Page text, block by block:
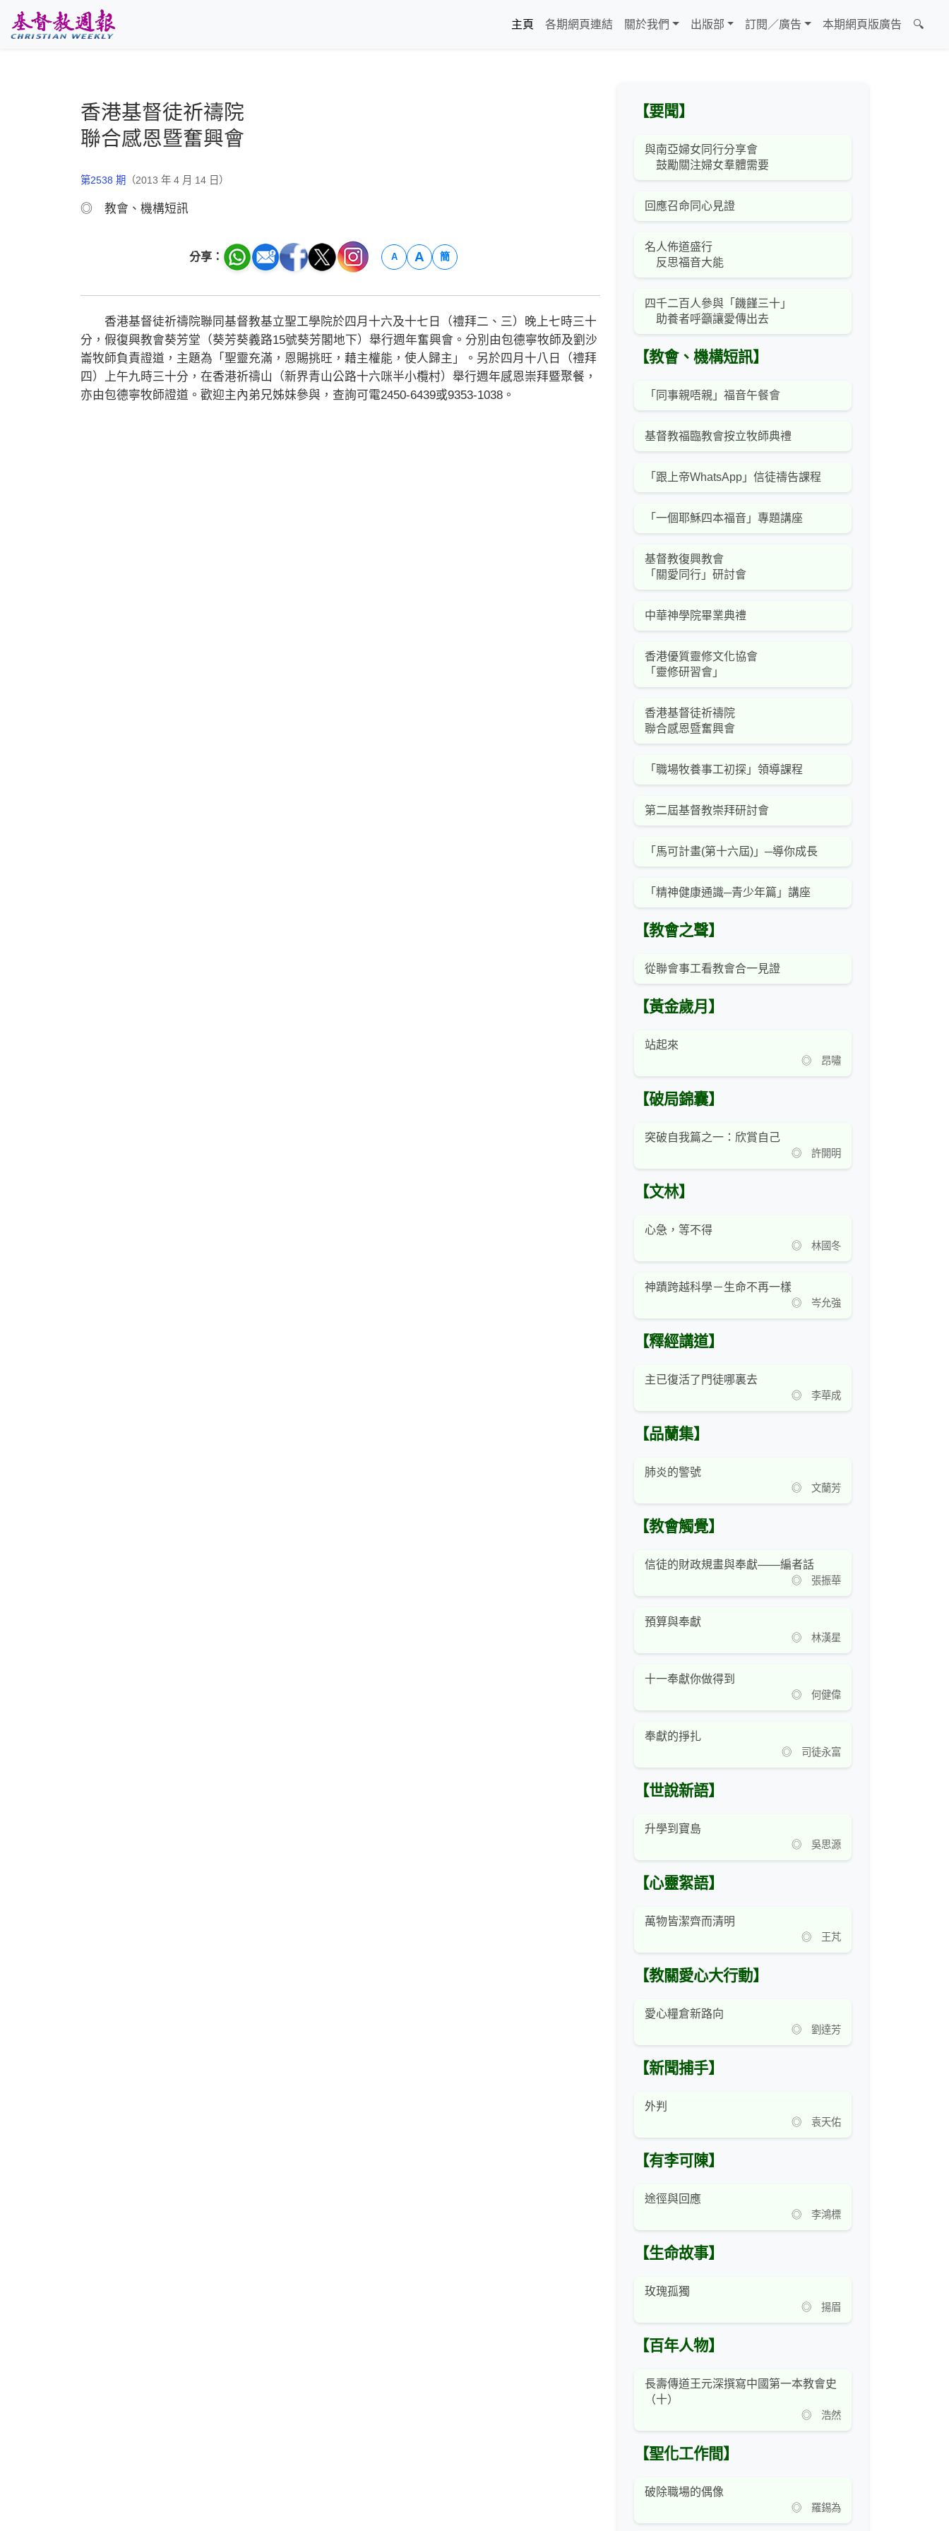
主頁
各期網頁連結 關於我們 出版部 訂閱／廣告 本期網頁版廣告 🔍
香港基督徒祈禱院
聯合感恩暨奮興會
第2538 期 （2013 年 4 月 14 日）
◎ 教會、機構短訊
分享： A A 簡
香港基督徒祈禱院聯同基督教基立聖工學院於四月十六及十七日（禮拜二、三）晚上七時三十
分，假復興教會葵芳堂（葵芳葵義路15號葵芳閣地下）舉行週年奮興會。分別由包德寧牧師及劉沙
崙牧師負責證道，主題為「聖靈充滿，恩賜挑旺，藉主權能，使人歸主」。另於四月十八日（禮拜
四）上午九時三十分，在香港祈禱山（新界青山公路十六咪半小欖村）舉行週年感恩崇拜暨聚餐，
亦由包德寧牧師證道。歡迎主內弟兄姊妹參與，查詢可電2450-6439或9353-1038。
【要聞】
與南亞婦女同行分享會
鼓勵關注婦女羣體需要
回應召命同心見證
名人佈道盛行
反思福音大能
四千二百人參與「饑饉三十」
助養者呼籲讓愛傳出去
【教會、機構短訊】
「同事親唔親」福音午餐會
基督教福臨教會按立牧師典禮
「跟上帝WhatsApp」信徒禱告課程
「一個耶穌四本福音」專題講座
基督教復興教會
「關愛同行」研討會
中華神學院畢業典禮
香港優質靈修文化協會
「靈修研習會」
香港基督徒祈禱院
聯合感恩暨奮興會
「職場牧養事工初探」領導課程
第二屆基督教崇拜研討會
「馬可計畫(第十六屆)」─導你成長
「精神健康通識─青少年篇」講座
【教會之聲】
從聯會事工看教會合一見證
【黃金歲月】
站起來
◎ 昂嘯
【破局錦囊】
突破自我篇之一：欣賞自己
◎ 許開明
【文林】
心急，等不得
◎ 林國冬
神蹟跨越科學－生命不再一樣
◎ 岑允強
【釋經講道】
主已復活了門徒哪裏去
◎ 李華成
【品蘭集】
肺炎的警號
◎ 文蘭芳
【教會觸覺】
信徒的財政規畫與奉獻——編者話
◎ 張振華
預算與奉獻
◎ 林漢星
十一奉獻你做得到
◎ 何健偉
奉獻的掙扎
◎ 司徒永富
【世說新語】
升學到寶島
◎ 吳思源
【心靈絮語】
萬物皆潔齊而清明
◎ 王芃
【教關愛心大行動】
愛心糧倉新路向
◎ 劉達芳
【新聞捕手】
外判
◎ 袁天佑
【有李可陳】
途徑與回應
◎ 李鴻標
【生命故事】
玫瑰孤獨
◎ 揚眉
【百年人物】
長壽傳道王元深撰寫中國第一本教會史
（十）
◎ 浩然
【聖化工作間】
破除職場的偶像
◎ 羅錫為